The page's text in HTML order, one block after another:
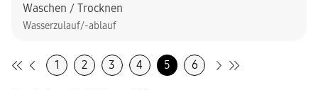
Waschen / Trocknen
Wasserzulauf/-ablauf
1 2 3 4 5 6